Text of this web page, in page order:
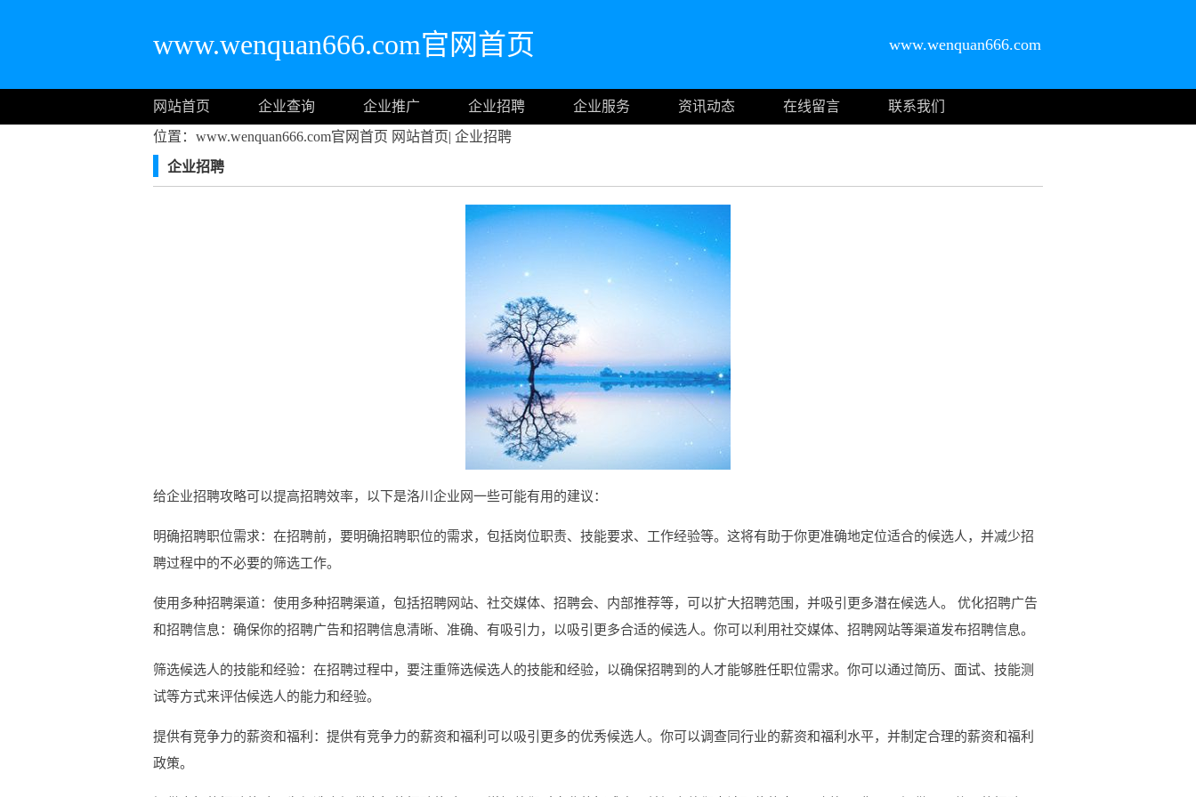
www.wenquan666.com官网首页 www.wenquan666.com
网站首页 企业查询 企业推广 企业招聘 企业服务 资讯动态 在线留言
联系我们
位置：www.wenquan666.com官网首页 网站首页| 企业招聘
企业招聘
给企业招聘攻略可以提高招聘效率，以下是洛川企业网一些可能有用的建议：
明确招聘职位需求：在招聘前，要明确招聘职位的需求，包括岗位职责、技能要求、工作经验等。这将有助于你更准确地定位适合的候选人，并减少招
聘过程中的不必要的筛选工作。
使用多种招聘渠道：使用多种招聘渠道，包括招聘网站、社交媒体、招聘会、内部推荐等，可以扩大招聘范围，并吸引更多潜在候选人。 优化招聘广告
和招聘信息：确保你的招聘广告和招聘信息清晰、准确、有吸引力，以吸引更多合适的候选人。你可以利用社交媒体、招聘网站等渠道发布招聘信息。
筛选候选人的技能和经验：在招聘过程中，要注重筛选候选人的技能和经验，以确保招聘到的人才能够胜任职位需求。你可以通过简历、面试、技能测
试等方式来评估候选人的能力和经验。
提供有竞争力的薪资和福利：提供有竞争力的薪资和福利可以吸引更多的优秀候选人。你可以调查同行业的薪资和福利水平，并制定合理的薪资和福利
政策。